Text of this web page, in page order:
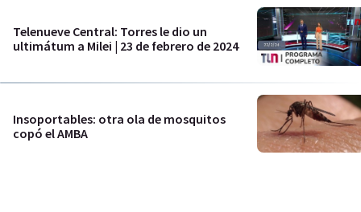
Telenueve Central: Torres le dio un
ultimátum a Milei | 23 de febrero de 2024
Insoportables: otra ola de mosquitos
copó el AMBA